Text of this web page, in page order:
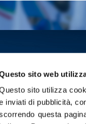
sito web
sito utilizza
inviati di pubblicità,
questa